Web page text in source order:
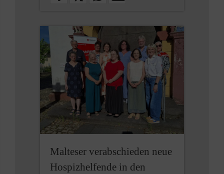
Malteser verabschieden neue
Hospizhelfende in den